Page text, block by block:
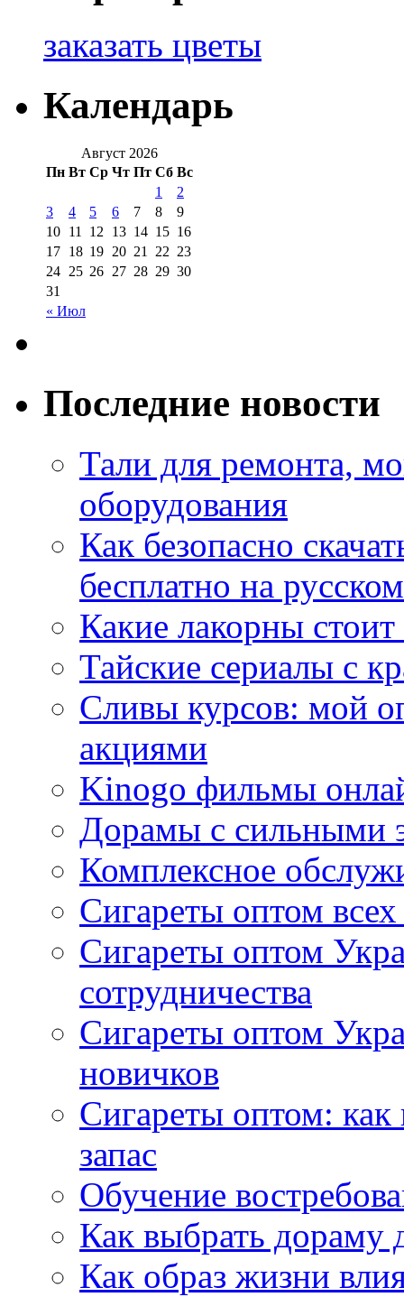
заказать цветы
Календарь
Август 2026
Пн Вт Ср Чт Пт Сб Вс
« Июл
1
2
3
4 5 6 7 8
9
10 11 12 13 14 15 16
17 18 19 20 21 22 23
24 25 26 27 28 29 30
31
Последние новости
Тали для ремонта,
оборудования
Как безопасно
бесплатно на
Какие лакорны
Тайские сериалы с
Сливы курсов: мой
акциями
Kinogo фильмы
Дорамы с сильными
Комплексное
Сигареты оптом
Сигареты оптом
сотрудничества
Сигареты оптом
новичков
Сигареты оптом:
запас
Обучение
Как выбрать дораму
Как образ жизни